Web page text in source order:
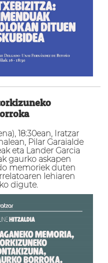
18:30ean, Iratzar
Pilar Garaialde
eta Lander Garcia
gaurko askapen
memoriek duten
lehiaren
digute.